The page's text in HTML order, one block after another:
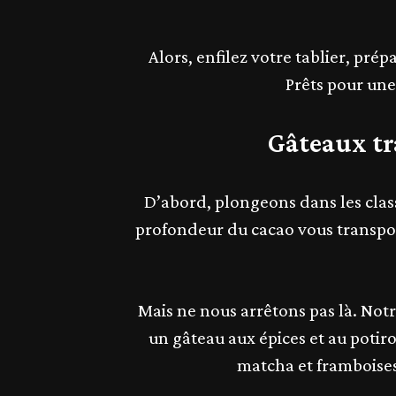
Alors, enfilez votre tablier,
Prêts pour
Gâteaux
D’abord, plongeons dans les
profondeur du cacao vous
Mais ne nous arrêtons pas là.
un gâteau aux épices et au
matcha et